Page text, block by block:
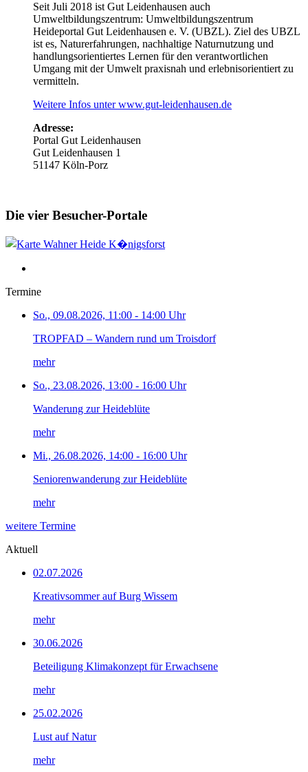
Seit Juli 2018 ist Gut Leidenhausen auch
Umweltbildungszentrum: Umweltbildungszentrum
Heideportal Gut Leidenhausen e. V. (UBZL). Ziel des UBZL
ist es, Naturerfahrungen, nachhaltige Naturnutzung und
handlungsorientiertes Lernen für den verantwortlichen
Umgang mit der Umwelt praxisnah und erlebnisorientiert zu
vermitteln.
Weitere Infos unter www.gut-leidenhausen.de
Adresse:
Portal Gut Leidenhausen
Gut Leidenhausen 1
51147 Köln-Porz
Die vier Besucher-Portale
Termine
So., 09.08.2026, 11:00 - 14:00 Uhr
TROPFAD – Wandern rund um Troisdorf
mehr
So., 23.08.2026, 13:00 - 16:00 Uhr
Wanderung zur Heideblüte
mehr
Mi., 26.08.2026, 14:00 - 16:00 Uhr
Seniorenwanderung zur Heideblüte
mehr
weitere Termine
Aktuell
02.07.2026
Kreativsommer auf Burg Wissem
mehr
30.06.2026
Beteiligung Klimakonzept für Erwachsene
mehr
25.02.2026
Lust auf Natur
mehr